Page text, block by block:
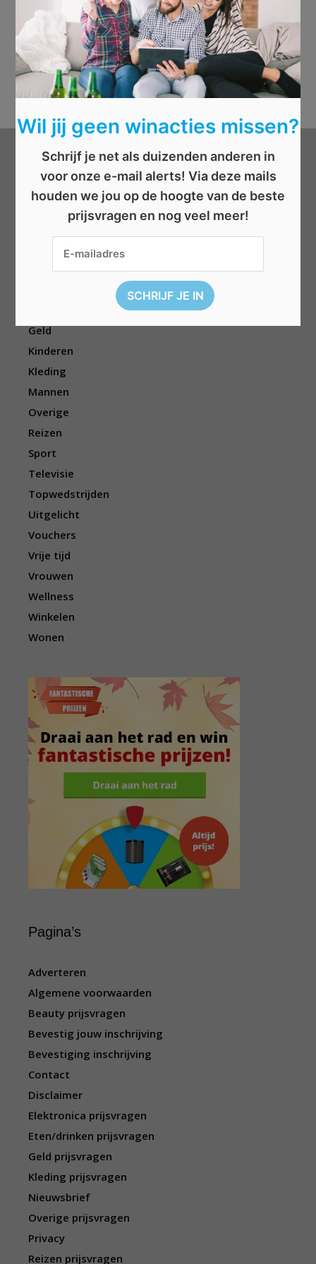
Categorieën
Cadeau
Dieren
Geld
Kinderen
Kleding
Mannen
Overige
Reizen
Sport
Televisie
Topwedstrijden
Uitgelicht
Vouchers
Vrije tijd
Vrouwen
Wellness
Winkelen
Wonen
Pagina’s
Adverteren
Algemene voorwaarden
Beauty prijsvragen
Bevestig jouw inschrijving
Bevestiging inschrijving
Contact
Disclaimer
Elektronica prijsvragen
Eten/drinken prijsvragen
Geld prijsvragen
Kleding prijsvragen
Nieuwsbrief
Overige prijsvragen
Privacy
Reizen prijsvragen
Wil jij geen winacties missen?
Schrijf je net als duizenden anderen in
voor onze e-mail alerts! Via deze mails
houden we jou op de hoogte van de beste
prijsvragen en nog veel meer!